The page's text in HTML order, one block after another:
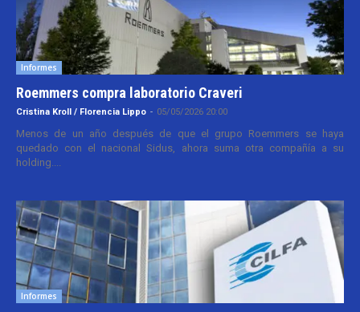
Informes
Roemmers compra laboratorio Craveri
Cristina Kroll / Florencia Lippo - 05/05/2026 20:00
Menos de un año después de que el grupo Roemmers se haya
quedado con el nacional Sidus, ahora suma otra compañía a su
holding....
Informes